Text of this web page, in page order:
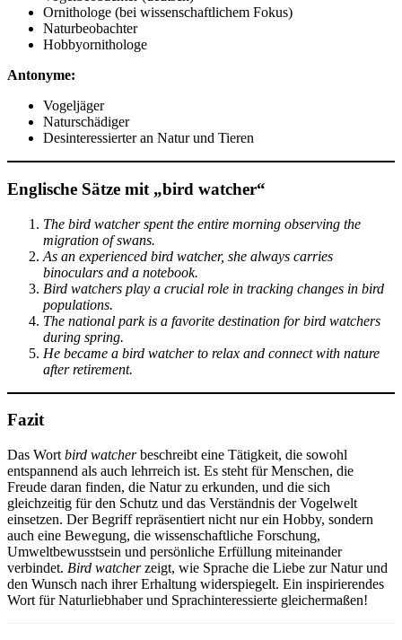
Ornithologe (bei wissenschaftlichem Fokus)
Naturbeobachter
Hobbyornithologe
Antonyme:
Vogeljäger
Naturschädiger
Desinteressierter an Natur und Tieren
Englische Sätze mit „bird watcher“
The bird watcher spent the entire morning observing the
migration of swans.
As an experienced bird watcher, she always carries
binoculars and a notebook.
Bird watchers play a crucial role in tracking changes in bird
populations.
The national park is a favorite destination for bird watchers
during spring.
He became a bird watcher to relax and connect with nature
after retirement.
Fazit
Das Wort bird watcherbeschreibt eine Tätigkeit, die sowohl
entspannend als auch lehrreich ist. Es steht für Menschen, die
Freude daran finden, die Natur zu erkunden, und die sich
gleichzeitig für den Schutz und das Verständnis der Vogelwelt
einsetzen. Der Begriff repräsentiert nicht nur ein Hobby, sondern
auch eine Bewegung, die wissenschaftliche Forschung,
Umweltbewusstsein und persönliche Erfüllung miteinander
verbindet. Bird watcherzeigt, wie Sprache die Liebe zur Natur und
den Wunsch nach ihrer Erhaltung widerspiegelt. Ein inspirierendes
Wort für Naturliebhaber und Sprachinteressierte gleichermaßen!